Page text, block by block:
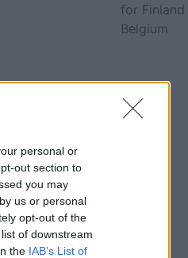
personal or
out section to
you may
us or personal
opt-out of the
of downstream
the IAB’s List of
for Finland
Belgium